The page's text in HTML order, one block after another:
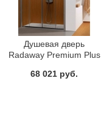
Душевая дверь
Radaway Premium Plus
68 021 руб.